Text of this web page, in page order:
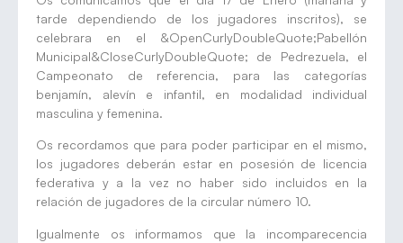
tarde dependiendo de los jugadores inscritos), se
celebrara en el &OpenCurlyDoubleQuote;Pabellón
Municipal&CloseCurlyDoubleQuote; de Pedrezuela, el
Campeonato de referencia, para las categorías
benjamín, alevín e infantil, en modalidad individual
masculina y femenina.
Os recordamos que para poder participar en el mismo,
los jugadores deberán estar en posesión de licencia
federativa y a la vez no haber sido incluidos en la
relación de jugadores de la circular número 10.
Igualmente os informamos que la incomparecencia